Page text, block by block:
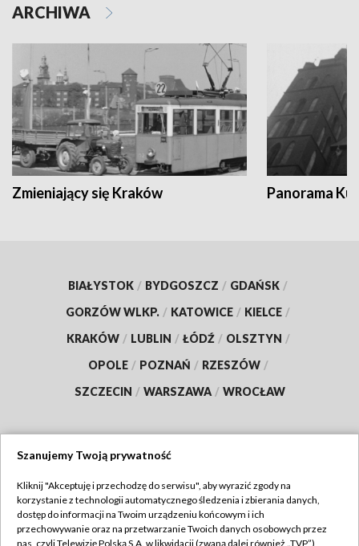
ARCHIWA
Zmieniający się Kraków Panorama
BIAŁYSTOK / BYDGOSZCZ / GDAŃSK /
GORZÓW WLKP. / KATOWICE / KIELCE /
KRAKÓW / LUBLIN / ŁÓDŹ / OLSZTYN /
OPOLE / POZNAŃ / RZESZÓW /
SZCZECIN / WARSZAWA / WROCŁAW
TVP
Abonament TVP
Regulamin TVP
Szanujemy Twoją prywatność
Kliknij "Akceptuję i przechodzę do serwisu", aby wyrazić zgody na
korzystanie z technologii automatycznego śledzenia i zbierania danych,
dostęp do informacji na Twoim urządzeniu końcowym i ich
przechowywanie oraz na przetwarzanie Twoich danych osobowych przez
nas, czyli Telewizję Polską S.A. w likwidacji (zwaną dalej również „TVP”),